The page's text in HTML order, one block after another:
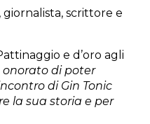
, giornalista, scrittore e
e d’oro agli
onorato di poter
di Gin Tonic
la sua storia e per